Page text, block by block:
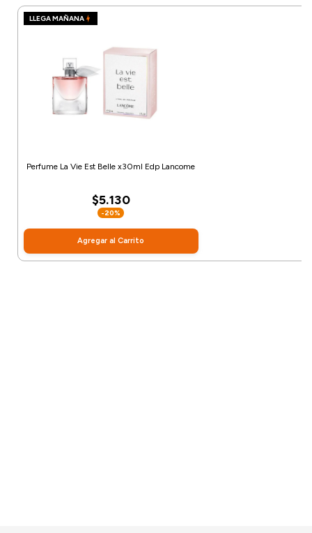
LLEGA MAÑANA
Perfume La Vie Est Belle x30ml Edp Lancome
$5.130
-20%
Agregar al Carrito